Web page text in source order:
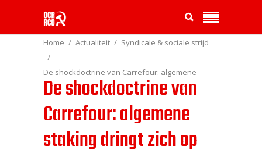
Home Actualiteit Syndicale & sociale strijd
De shockdoctrine van Carrefour: algemene
staking dringt zich op
De shockdoctrine van
Carrefour: algemene
staking dringt zich op